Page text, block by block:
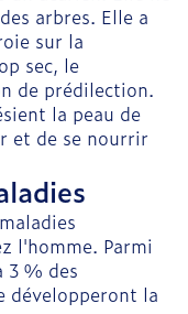
arbres. Elle a
sur la
sec, le
de prédilection.
la peau de
et de se nourrir
l'homme. Parmi
3 % des
développeront la